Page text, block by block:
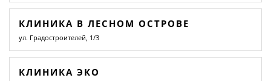
КЛИНИКА В ЛЕСНОМ ОСТРОВЕ
ул. Градостроителей, 1/3
КЛИНИКА ЭКО